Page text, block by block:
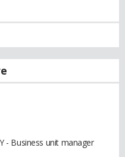
- Business unit manager